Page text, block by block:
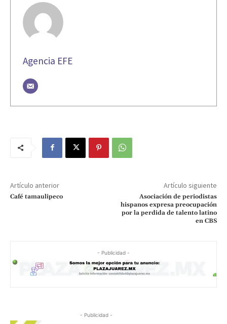
Agencia EFE
Artículo anterior
Café tamaulipeco
Artículo siguiente
Asociación de periodistas
hispanos expresa preocupación
por la perdida de talento latino
en CBS
- Publicidad -
- Publicidad -